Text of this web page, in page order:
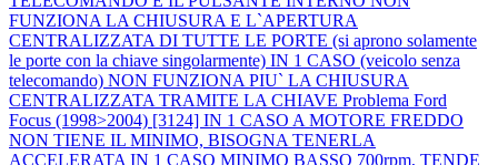
FUNZIONA LA CHIUSURA E L`APERTURA
CENTRALIZZATA DI TUTTE LE PORTE (si aprono solamente
le porte con la chiave singolarmente) IN 1 CASO (veicolo senza
telecomando) NON FUNZIONA PIU` LA CHIUSURA
CENTRALIZZATA TRAMITE LA CHIAVE Problema Ford
Focus (1998>2004) [3124] IN 1 CASO A MOTORE FREDDO
NON TIENE IL MINIMO, BISOGNA TENERLA
ACCELERATA IN 1 CASO MINIMO BASSO 700rpm, TENDE